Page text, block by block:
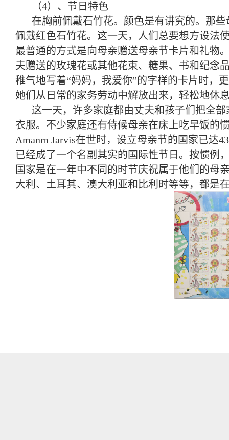
（4）、节日特色
在胸前佩戴石竹花。颜色是有讲究的。那
佩戴红色石竹花。这一天，人们总要想方设法
最普通的方式是向母亲赠送母亲节卡片和礼物
夫赠送的玫瑰花或其他花束、糖果、书和纪念
稚气地写着“妈妈，我爱你”的字样的卡片时，
她们从日常的家务劳动中解放出来，轻松地休
这一天，许多家庭都由丈夫和孩子们把全
衣服。不少家庭还有侍候母亲在床上吃早饭的
Amanm Jarvis在世时，设立母亲节的国家已达
已经成了一个名副其实的国际性节日。按惯例
国家是在一年中不同的时节庆祝属于他们的母
大利、土耳其、澳大利亚和比利时等等，都是